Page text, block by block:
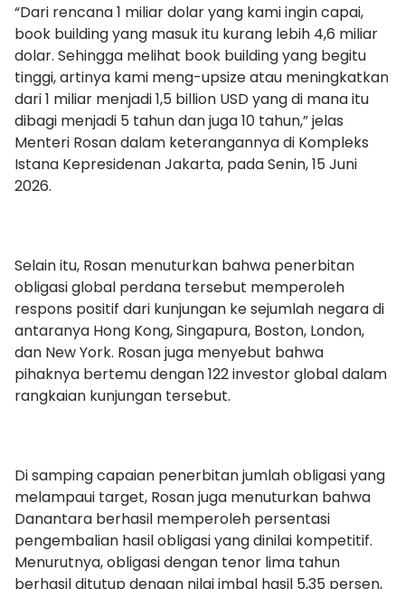
“Dari rencana 1 miliar dolar yang kami ingin capai,
book building yang masuk itu kurang lebih 4,6 miliar
dolar. Sehingga melihat book building yang begitu
tinggi, artinya kami meng-upsize atau meningkatkan
dari 1 miliar menjadi 1,5 billion USD yang di mana itu
dibagi menjadi 5 tahun dan juga 10 tahun,” jelas
Menteri Rosan dalam keterangannya di Kompleks
Istana Kepresidenan Jakarta, pada Senin, 15 Juni
2026.
Selain itu, Rosan menuturkan bahwa penerbitan
obligasi global perdana tersebut memperoleh
respons positif dari kunjungan ke sejumlah negara di
antaranya Hong Kong, Singapura, Boston, London,
dan New York. Rosan juga menyebut bahwa
pihaknya bertemu dengan 122 investor global dalam
rangkaian kunjungan tersebut.
Di samping capaian penerbitan jumlah obligasi yang
melampaui target, Rosan juga menuturkan bahwa
Danantara berhasil memperoleh persentasi
pengembalian hasil obligasi yang dinilai kompetitif.
Menurutnya, obligasi dengan tenor lima tahun
berhasil ditutup dengan nilai imbal hasil 5,35 persen,